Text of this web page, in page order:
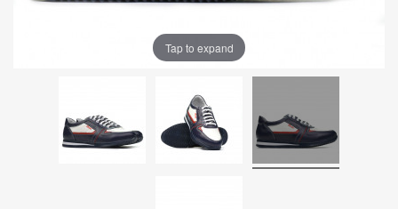
Tap to expand